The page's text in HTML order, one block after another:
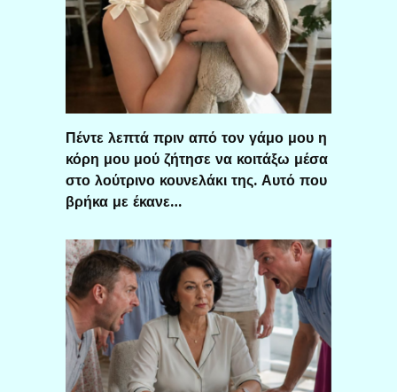
Πέντε λεπτά πριν από τον γάμο μου η
κόρη μου μού ζήτησε να κοιτάξω μέσα
στο λούτρινο κουνελάκι της. Αυτό που
βρήκα με έκανε…